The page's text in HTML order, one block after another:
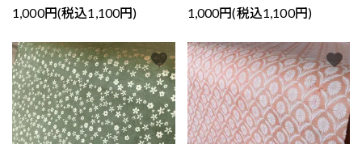
1,000円(税込1,100円) 1,000円(税込1,100円)
favorite favorite